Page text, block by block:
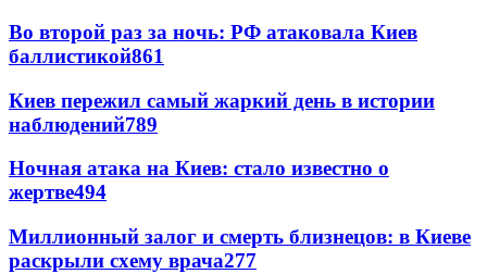
Во второй раз за ночь: РФ атаковала Киев
баллистикой861
Киев пережил самый жаркий день в истории
наблюдений789
Ночная атака на Киев: стало известно о
жертве494
Миллионный залог и смерть близнецов: в Киеве
раскрыли схему врача277